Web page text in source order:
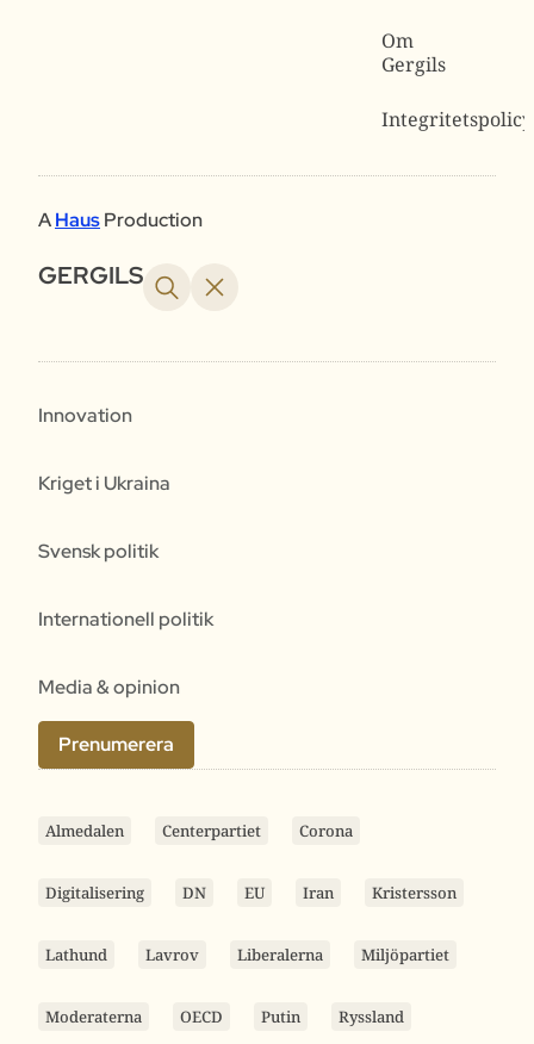
Om
Gergils
Integritetspolicy
AHausProduction
GERGILS
Innovation
Kriget i Ukraina
Svensk politik
Internationell politik
Media & opinion
Prenumerera
Almedalen Centerpartiet Corona
Digitalisering DN EU Iran Kristersson
Lathund Lavrov Liberalerna Miljöpartiet
Moderaterna OECD Putin Ryssland